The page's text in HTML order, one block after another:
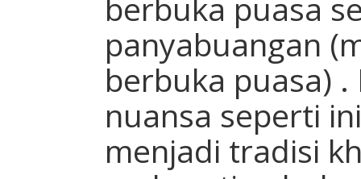
panyabuangan
berbuka puasa)
nuansa seperti
menjadi tradisi